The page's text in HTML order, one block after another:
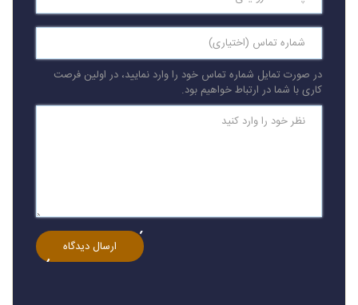
در صورت تمایل شماره تماس خود را وارد نمایید، در اولین فرصت
کاری با شما در ارتباط خواهیم بود.